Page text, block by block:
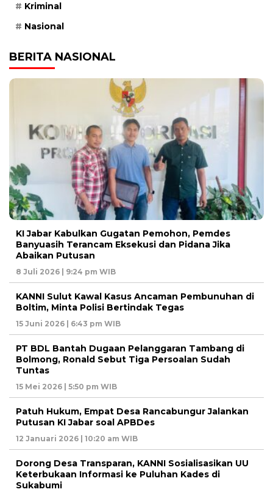
Kriminal
Nasional
BERITA NASIONAL
KI Jabar Kabulkan Gugatan Pemohon, Pemdes
Banyuasih Terancam Eksekusi dan Pidana Jika
Abaikan Putusan
8 Juli 2026 | 9:24 pm WIB
KANNI Sulut Kawal Kasus Ancaman Pembunuhan di
Boltim, Minta Polisi Bertindak Tegas
15 Juni 2026 | 6:43 pm WIB
PT BDL Bantah Dugaan Pelanggaran Tambang di
Bolmong, Ronald Sebut Tiga Persoalan Sudah
Tuntas
15 Mei 2026 | 5:50 pm WIB
Patuh Hukum, Empat Desa Rancabungur Jalankan
Putusan KI Jabar soal APBDes
12 Januari 2026 | 10:20 am WIB
Dorong Desa Transparan, KANNI Sosialisasikan UU
Keterbukaan Informasi ke Puluhan Kades di
Sukabumi